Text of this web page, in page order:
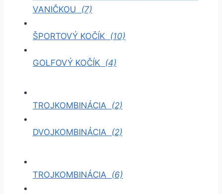
VANIČKOU (7)
ŠPORTOVÝ KOČÍK (10)
GOLFOVÝ KOČÍK (4)
TROJKOMBINÁCIA (2)
DVOJKOMBINÁCIA (2)
TROJKOMBINÁCIA (6)